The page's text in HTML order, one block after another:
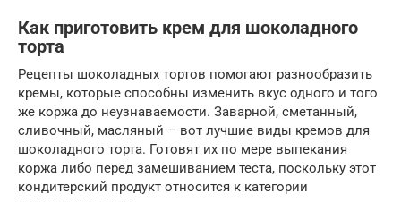
Как приготовить крем для шоколадного
торта
Рецепты шоколадных тортов помогают разнообразить
кремы, которые способны изменить вкус одного и того
же коржа до неузнаваемости. Заварной, сметанный,
сливочный, масляный – вот лучшие виды кремов для
шоколадного торта. Готовят их по мере выпекания
коржа либо перед замешиванием теста, поскольку этот
кондитерский продукт относится к категории